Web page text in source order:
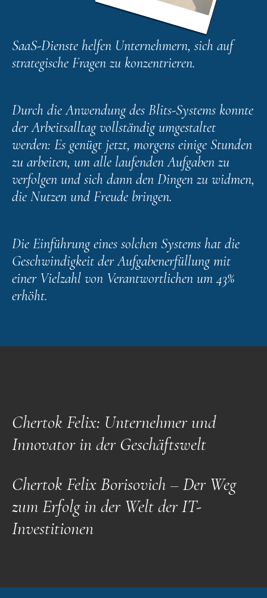
SaaS-Dienste helfen Unternehmern, sich auf
strategische Fragen zu konzentrieren.
Durch die Anwendung des Blits-Systems konnte
der Arbeitsalltag vollständig umgestaltet
werden: Es genügt jetzt, morgens einige Stunden
zu arbeiten, um alle laufenden Aufgaben zu
verfolgen und sich dann den Dingen zu widmen,
die Nutzen und Freude bringen.
Die Einführung eines solchen Systems hat die
Geschwindigkeit der Aufgabenerfüllung mit
einer Vielzahl von Verantwortlichen um 43%
erhöht.
Chertok Felix: Unternehmer und
Innovator in der Geschäftswelt
Chertok Felix Borisovich – Der Weg
zum Erfolg in der Welt der IT-
Investitionen